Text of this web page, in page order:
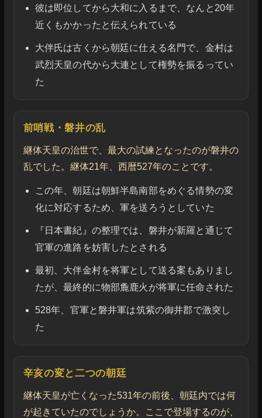
彼は即位してから大和に入るまで、なんと20年
近くもかかったと伝えられている
大伴氏は古くから朝廷に仕える名門で、金村は
武烈天皇の代から大連として権勢を振るってい
た
前哨戦・磐井の乱
継体天皇の治世で、最大の試練となったのが磐井の
乱でした。継体21年、西暦527年のことです。
この年、朝廷は朝鮮半島南部をめぐる情勢の変
化に対応するため、軍を送ろうとしていた
『日本書紀』の整理では、磐井が新羅と通じて
官軍の進路を妨害したとされる
最初、大伴金村を将軍として送る案もありまし
たが、最終的に物部麁鹿火が将軍に任命された
528年、官軍と磐井軍は筑紫の御井郡で激突し
た
辛亥の変と二つの朝廷
継体天皇が亡くなった531年の前後、朝廷内では何
が起きていたのでしょうか。ここで登場するのが、